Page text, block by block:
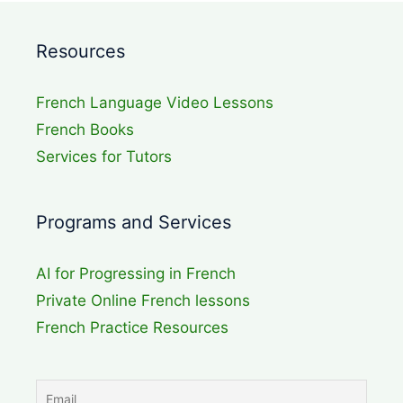
Resources
French Language Video Lessons
French Books
Services for Tutors
Programs and Services
AI for Progressing in French
Private Online French lessons
French Practice Resources